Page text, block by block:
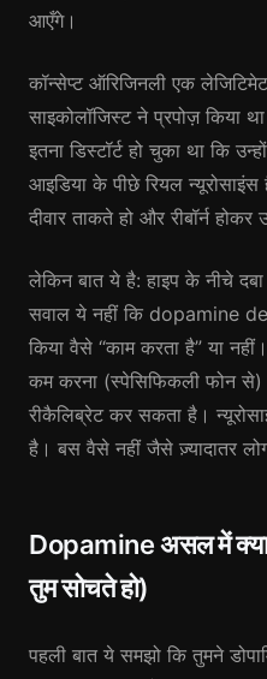
आएँगे।
कॉन्सेप्ट ऑरिजिनली एक
साइकोलॉजिस्ट ने प्रपोज़ किया
इतना डिस्टॉर्ट हो चुका था कि
आइडिया के पीछे रियल
दीवार ताकते हो और रीबॉर्न
लेकिन बात ये है: हाइप के नीचे
सवाल ये नहीं कि dopamine
किया वैसे “काम करता है” या
कम करना (स्पेसिफिकली फोन से)
रीकैलिब्रेट कर सकता है।
है। बस वैसे नहीं जैसे ज़्यादातर
Dopamine असल में क्या
तुम सोचते हो)
पहली बात ये समझो कि तुमने